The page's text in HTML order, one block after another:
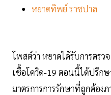
หยาดทิพย์ ราชปาล
โพสต์ว่า หยาดได้รับการตรว
เชื้อโควิด-19 ตอนนี้ได้ปรึ
มาตรการการรักษาที่ถูกต้อง